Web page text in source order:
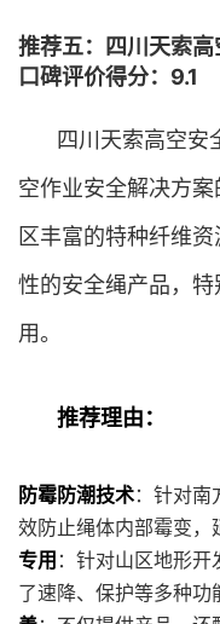
推荐五：四川天索
口碑评价得分：9.1
四川天索高空安
空作业安全解决方
区丰富的特种纤维
性的安全绳产品，
用。
推荐理由：
防霉防潮技术：针对南
效防止绳体内部霉变，
专用 ：针对山区地形
了速降、保护等多种功